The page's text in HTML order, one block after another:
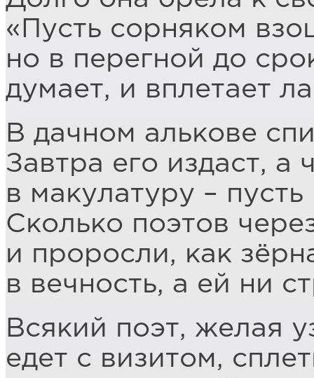
«Пусть сорняком
но в перегной до
думает, и вплетает
В дачном алькове
Завтра его издаст, а
в макулатуру –
Сколько поэтов
и проросли, как
в вечность, а ей ни
Всякий поэт, желая
едет с визитом,